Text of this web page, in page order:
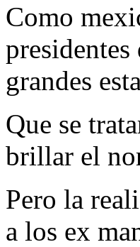
Como
grandes
Que se
brillar el
Pero la
a los ex